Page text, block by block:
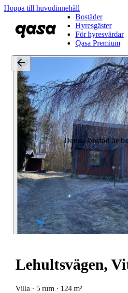
Hoppa till huvudinnehåll
Bostäder
Hyresgäster
För hyresvärdar
Qasa Premium
Denna bostad är
Lehultsvägen,
Villa · 5 rum · 124 m²